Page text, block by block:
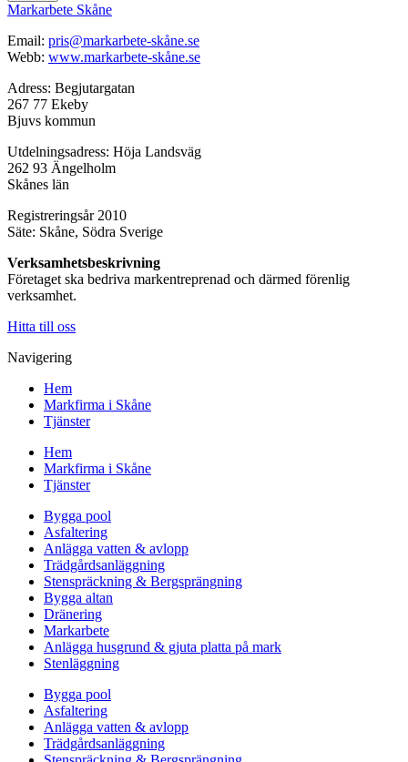
Markarbete Skåne
Email: pris@markarbete-skåne.se
Webb: www.markarbete-skåne.se
Adress: Begjutargatan
267 77 Ekeby
Bjuvs kommun
Utdelningsadress: Höja Landsväg
262 93 Ängelholm
Skånes län
Registreringsår 2010
Säte: Skåne, Södra Sverige
Verksamhetsbeskrivning
Företaget ska bedriva markentreprenad och därmed förenlig
verksamhet.
Hitta till oss
Navigering
Hem
Markfirma i Skåne
Tjänster
Hem
Markfirma i Skåne
Tjänster
Bygga pool
Asfaltering
Anlägga vatten & avlopp
Trädgårdsanläggning
Stenspräckning & Bergsprängning
Bygga altan
Dränering
Markarbete
Anlägga husgrund & gjuta platta på mark
Stenläggning
Bygga pool
Asfaltering
Anlägga vatten & avlopp
Trädgårdsanläggning